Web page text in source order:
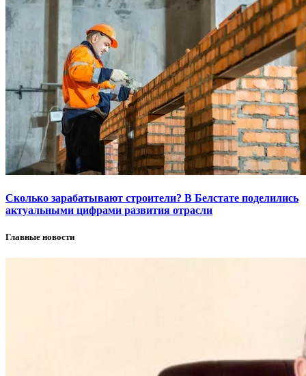
Сколько зарабатывают строители? В Белстате поделились
актуальными цифрами развития отрасли
Главные новости